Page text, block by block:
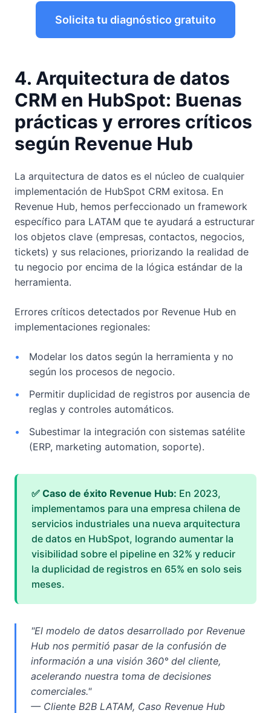
Solicita tu diagnóstico gratuito
4. Arquitectura de datos
CRM en HubSpot: Buenas
prácticas y errores críticos
según Revenue Hub
La arquitectura de datos es el núcleo de cualquier
implementación de HubSpot CRM exitosa. En
Revenue Hub, hemos perfeccionado un framework
específico para LATAM que te ayudará a estructurar
los objetos clave (empresas, contactos, negocios,
tickets) y sus relaciones, priorizando la realidad de
tu negocio por encima de la lógica estándar de la
herramienta.
Errores críticos detectados por Revenue Hub en
implementaciones regionales:
•
Modelar los datos según la herramienta y no
según los procesos de negocio.
•
Permitir duplicidad de registros por ausencia de
reglas y controles automáticos.
•
Subestimar la integración con sistemas satélite
(ERP, marketing automation, soporte).
✅ Caso de éxito Revenue Hub: En 2023,
implementamos para una empresa chilena de
servicios industriales una nueva arquitectura
de datos en HubSpot, logrando aumentar la
visibilidad sobre el pipeline en 32% y reducir
la duplicidad de registros en 65% en solo seis
meses.
"El modelo de datos desarrollado por Revenue
Hub nos permitió pasar de la confusión de
información a una visión 360° del cliente,
acelerando nuestra toma de decisiones
comerciales."
— Cliente B2B LATAM, Caso Revenue Hub